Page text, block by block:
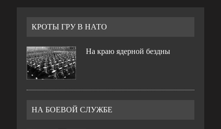
КРОТЫ ГРУ В НАТО
На краю ядерной бездны
НА БОЕВОЙ СЛУЖБЕ